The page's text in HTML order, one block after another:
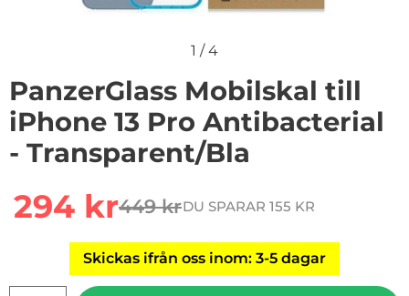
1 /4
PanzerGlass Mobilskal till
iPhone 13 Pro Antibacterial
- Transparent/Bla
rea pris
294 krtidigare pris
449 krDU SPARAR 155 KR
Skickas ifrån oss inom: 3-5 dagar